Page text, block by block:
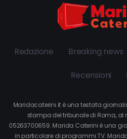
Redazione Breaking news
Recensioni
Maridacaterini.it è una testata
stampa del tribunale di Roma, al
05263700659. Marida Caterini è una
in particolare di programmi TV.